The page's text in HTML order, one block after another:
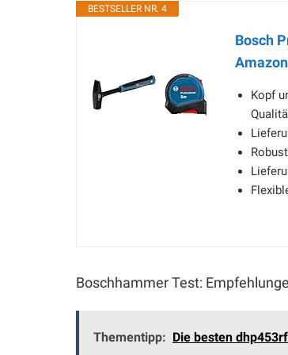
BESTSELLER NR. 4
Bosch
Kopf
Boschhammer Test:
Thementipp: Die besten